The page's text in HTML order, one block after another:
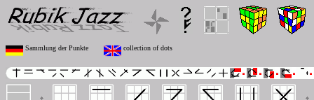
Sammlung der Punkte collection of dots